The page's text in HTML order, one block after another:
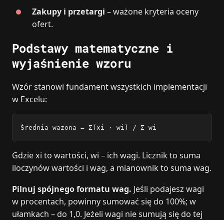
Zakupy i przetargi – ważone kryteria oceny
ofert.
Podstawy matematyczne i
wyjaśnienie wzoru
Wzór stanowi fundament wszystkich implementacji
w Excelu:
Średnia ważona = Σ(xi · wi) / Σ wi
Gdzie xi to wartości, wi – ich wagi. Licznik to suma
iloczynów wartości i wag, a mianownik to suma wag.
Pilnuj spójnego formatu wag. Jeśli podajesz wagi
w procentach, powinny sumować się do 100%; w
ułamkach – do 1,0. Jeżeli wagi nie sumują się do tej